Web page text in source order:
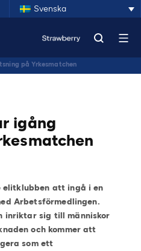
Svenska
på Yrkesmatchen
igång
elitklubben att ingå i en
Arbetsförmedlingen.
inriktar sig till människor
och kommer att
som ett